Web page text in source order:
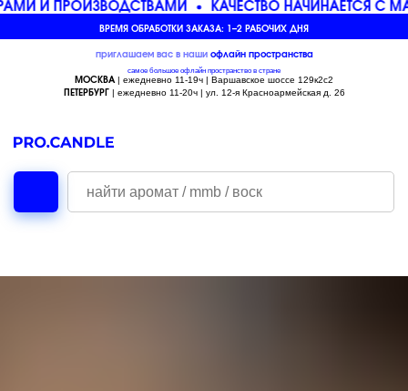
И ПРОИЗВОДСТВАМИ КАЧЕСТВО НАЧИНАЕТСЯ С
ВРЕМЯ ОБРАБОТКИ ЗАКАЗА: 1–2 РАБОЧИХ ДНЯ
приглашаем вас в наши офлайн пространства
самое большое офлайн пространство в стране
МОСКВА | ежедневно 11-19ч | Варшавское шоссе 129к2с2
ПЕТЕРБУРГ| ежедневно 11-20ч | ул. 12-я Красноармейская д. 26